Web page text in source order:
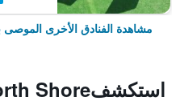
مشاهدة الفنادق الأخرى الموصى
استكشفNorth Shore, بلاكبول